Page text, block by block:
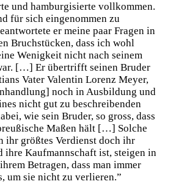
und hamburgisierte vollkommen.
für sich eingenommen zu
er meine paar Fragen in
Bruchstücken, dass ich wohl
Wenigkeit nicht nach seinem
[…] Er übertrifft seinen Bruder
Vater Valentin Lorenz Meyer,
noch in Ausbildung und
nicht gut zu beschreibenden
wie sein Bruder, so gross, dass
Maßen hält […] Solche
ihr größtes Verdienst doch ihr
ihre Kaufmannschaft ist, steigen in
Betragen, dass man immer
um sie nicht zu verlieren.”